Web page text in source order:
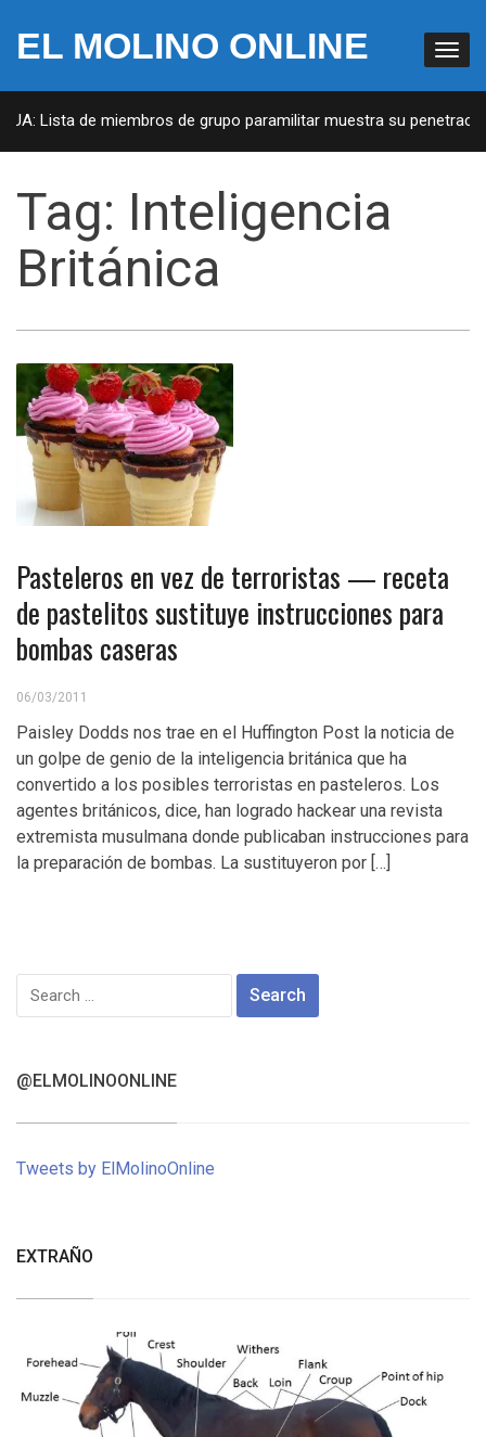
EL MOLINO ONLINE
Lista de miembros de grupo paramilitar muestra su
Tag: Inteligencia
Británica
Pasteleros en vez de terroristas — receta
de pastelitos sustituye instrucciones para
bombas caseras
06/03/2011
Paisley Dodds nos trae en el Huffington Post la noticia de
un golpe de genio de la inteligencia británica que ha
convertido a los posibles terroristas en pasteleros. Los
agentes británicos, dice, han logrado hackear una revista
extremista musulmana donde publicaban instrucciones para
la preparación de bombas. La sustituyeron por […]
Search
for:
@ELMOLINOONLINE
Tweets by ElMolinoOnline
EXTRAÑO